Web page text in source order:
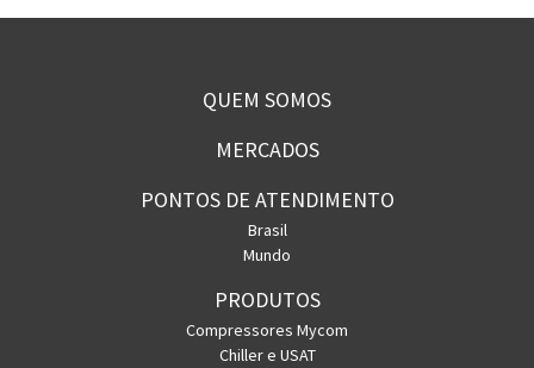
QUEM SOMOS
MERCADOS
PONTOS DE ATENDIMENTO
Brasil
Mundo
PRODUTOS
Compressores Mycom
Chiller e USAT